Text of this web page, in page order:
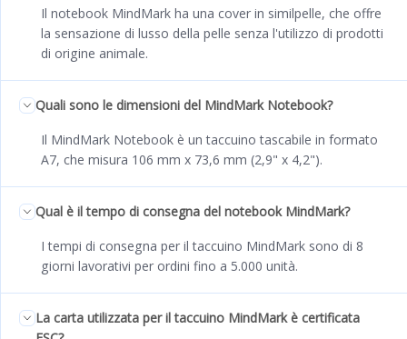
Il notebook MindMark ha una cover in similpelle, che offre
la sensazione di lusso della pelle senza l'utilizzo di prodotti
di origine animale.
Quali sono le dimensioni del MindMark Notebook?
Il MindMark Notebook è un taccuino tascabile in formato
A7, che misura 106 mm x 73,6 mm (2,9" x 4,2").
Qual è il tempo di consegna del notebook MindMark?
I tempi di consegna per il taccuino MindMark sono di 8
giorni lavorativi per ordini fino a 5.000 unità.
La carta utilizzata per il taccuino MindMark è certificata